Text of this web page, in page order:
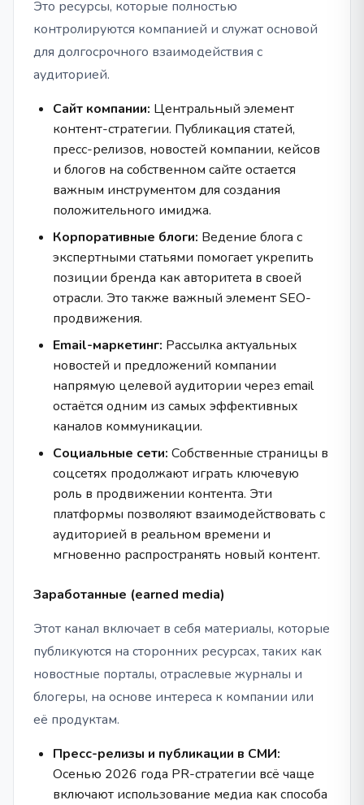
Это ресурсы, которые полностью
контролируются компанией и служат основой
для долгосрочного взаимодействия с
аудиторией.
Сайт компании: Центральный элемент
контент-стратегии. Публикация статей,
пресс-релизов, новостей компании, кейсов
и блогов на собственном сайте остается
важным инструментом для создания
положительного имиджа.
Корпоративные блоги: Ведение блога с
экспертными статьями помогает укрепить
позиции бренда как авторитета в своей
отрасли. Это также важный элемент SEO-
продвижения.
Email-маркетинг: Рассылка актуальных
новостей и предложений компании
напрямую целевой аудитории через email
остаётся одним из самых эффективных
каналов коммуникации.
Социальные сети: Собственные страницы в
соцсетях продолжают играть ключевую
роль в продвижении контента. Эти
платформы позволяют взаимодействовать с
аудиторией в реальном времени и
мгновенно распространять новый контент.
Заработанные (earned media)
Этот канал включает в себя материалы, которые
публикуются на сторонних ресурсах, таких как
новостные порталы, отраслевые журналы и
блогеры, на основе интереса к компании или
её продуктам.
Пресс-релизы и публикации в СМИ:
Осенью 2026 года PR-стратегии всё чаще
включают использование медиа как способа